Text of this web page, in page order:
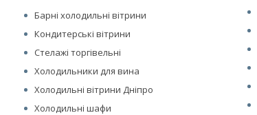
Барні холодильні вітрини
Кондитерські вітрини
Стелажі торгівельні
Холодильники для вина
Холодильні вітрини Дніпро
Холодильні шафи